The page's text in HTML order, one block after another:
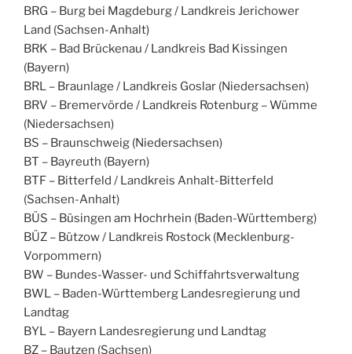
BRG – Burg bei Magdeburg / Landkreis Jerichower
Land (Sachsen-Anhalt)
BRK – Bad Brückenau / Landkreis Bad Kissingen
(Bayern)
BRL – Braunlage / Landkreis Goslar (Niedersachsen)
BRV – Bremervörde / Landkreis Rotenburg – Wümme
(Niedersachsen)
BS – Braunschweig (Niedersachsen)
BT – Bayreuth (Bayern)
BTF – Bitterfeld / Landkreis Anhalt-Bitterfeld
(Sachsen-Anhalt)
BÜS – Büsingen am Hochrhein (Baden-Württemberg)
BÜZ – Bützow / Landkreis Rostock (Mecklenburg-
Vorpommern)
BW – Bundes-Wasser- und Schiffahrtsverwaltung
BWL – Baden-Württemberg Landesregierung und
Landtag
BYL – Bayern Landesregierung und Landtag
BZ – Bautzen (Sachsen)